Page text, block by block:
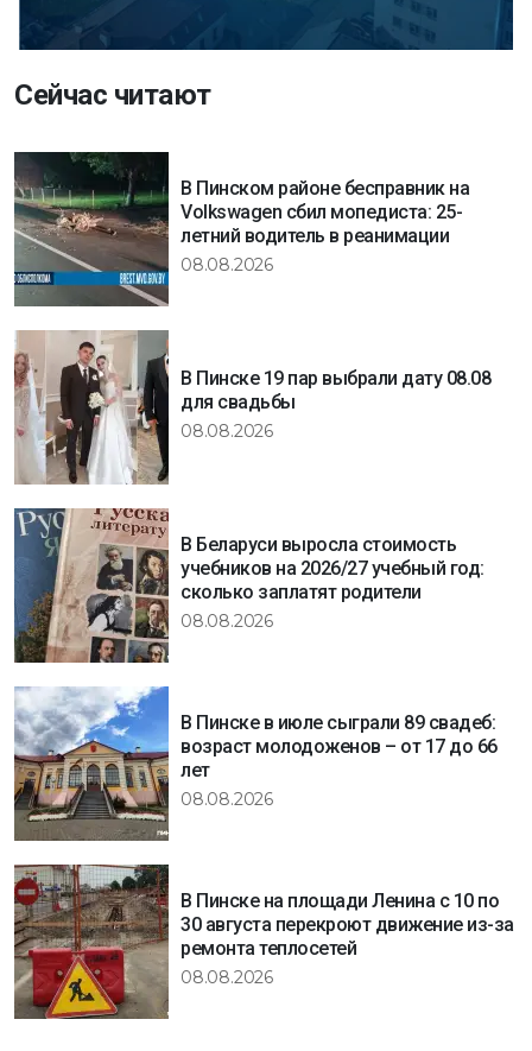
Сейчас читают
В Пинском районе бесправник на
Volkswagen сбил мопедиста: 25-
летний водитель в реанимации
08.08.2026
В Пинске 19 пар выбрали дату 08.08
для свадьбы
08.08.2026
В Беларуси выросла стоимость
учебников на 2026/27 учебный год:
сколько заплатят родители
08.08.2026
В Пинске в июле сыграли 89 свадеб:
возраст молодоженов – от 17 до 66
лет
08.08.2026
В Пинске на площади Ленина с 10 по
30 августа перекроют движение из-за
ремонта теплосетей
08.08.2026